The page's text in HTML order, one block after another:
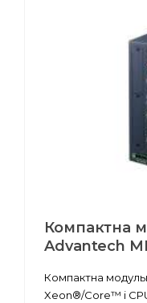
Компактна
Advantech
Компактна
Xeon®/Core™ i